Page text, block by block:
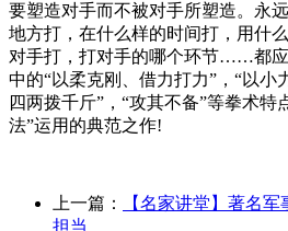
要塑造对手而不被对手所塑造。永
地方打，在什么样的时间打，用什
对手打，打对手的哪个环节……都
中的“以柔克刚、借力打力”，“以小
四两拨千斤”，“攻其不备”等拳术特
法”运用的典范之作!
上一篇：
【名家讲堂】著名
担当